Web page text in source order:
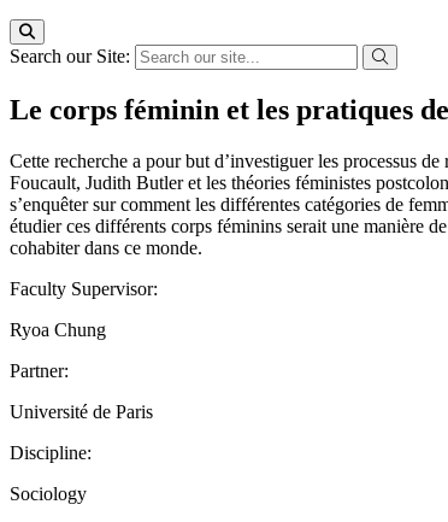
Search our Site:
Le corps féminin et les pratiques
Cette recherche a pour but d’investiguer les processus
Foucault, Judith Butler et les théories féministes
s’enquêter sur comment les différentes catégories de
étudier ces différents corps féminins serait une manière
cohabiter dans ce monde.
Faculty Supervisor:
Ryoa Chung
Partner:
Université de Paris
Discipline:
Sociology